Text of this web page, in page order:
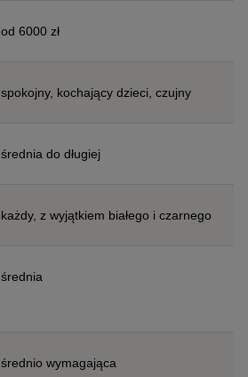
od 6000 zł
spokojny, kochający dzieci, czujny
średnia do długiej
każdy, z wyjątkiem białego i czarnego
średnia
średnio wymagająca